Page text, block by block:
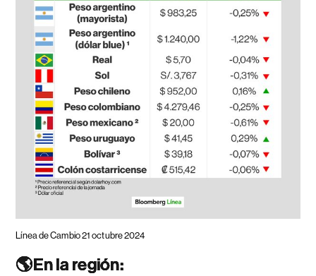
Línea de Cambio 21 octubre 2024
🌎En la región: